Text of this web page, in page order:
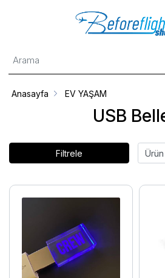
USB
Anasayfa EV YAŞAM
Filtrele